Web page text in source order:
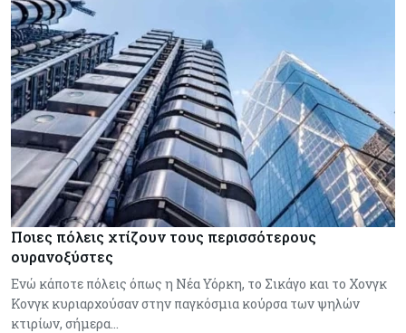
Ποιες πόλεις χτίζουν τους περισσότερους
ουρανοξύστες
Ενώ κάποτε πόλεις όπως η Νέα Υόρκη, το Σικάγο και το Χονγκ
Κονγκ κυριαρχούσαν στην παγκόσμια κούρσα των ψηλών
κτιρίων, σήμερα…